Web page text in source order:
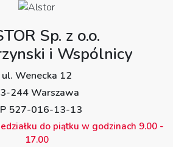
Sp. z o.o.
i Wspólnicy
ul. Wenecka 12
244 Warszawa
527-016-13-13
do piątku w godzinach 9.00 -
17.00